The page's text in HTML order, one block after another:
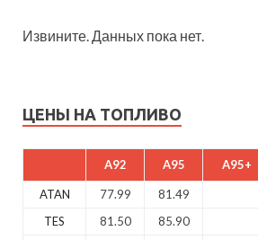
Извините. Данных пока нет.
ЦЕНЫ НА ТОПЛИВО
A92 A95 A95+
ATAN 77.99 81.49
TES
81.50 85.90